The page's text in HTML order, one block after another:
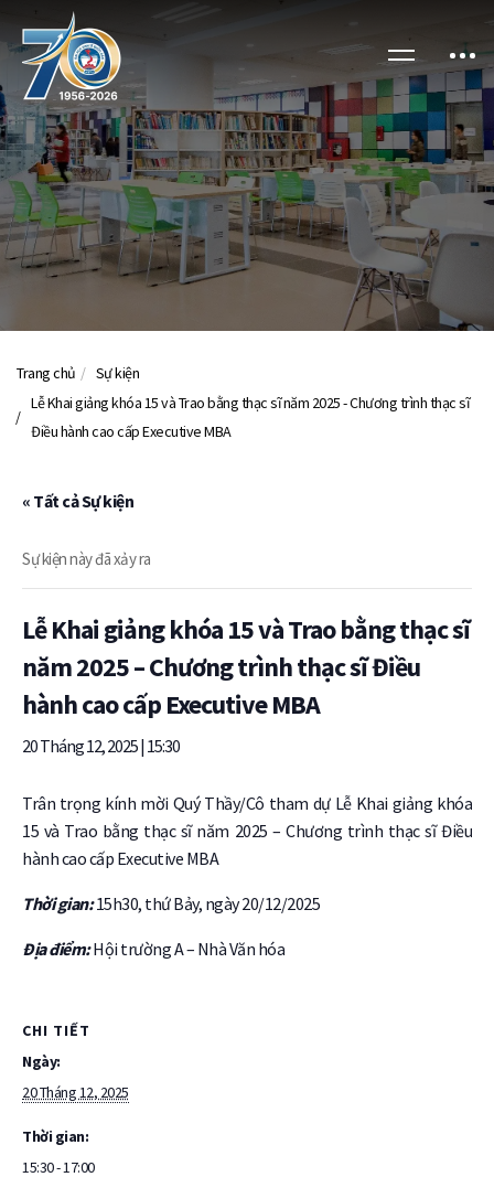
Trang chủ
Sự kiện
Lễ Khai giảng khóa 15 và Trao bằng thạc sĩ năm 2025 - Chương trình thạc sĩ
Điều hành cao cấp Executive MBA
« Tất cả Sự kiện
Sự kiện này đã xảy ra
Lễ Khai giảng khóa 15 và Trao bằng thạc sĩ
năm 2025 – Chương trình thạc sĩ Điều
hành cao cấp Executive MBA
20 Tháng 12, 2025 | 15:30
Trân trọng kính mời Quý Thầy/Cô tham dự Lễ Khai giảng khóa
15 và Trao bằng thạc sĩ năm 2025 – Chương trình thạc sĩ Điều
hành cao cấp Executive MBA
Thời gian:15h30, thứ Bảy, ngày 20/12/2025
Địa điểm:Hội trường A – Nhà Văn hóa
CHI TIẾT
Ngày:
20 Tháng 12, 2025
Thời gian:
15:30 - 17:00